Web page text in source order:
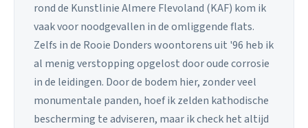
rond de Kunstlinie Almere Flevoland (KAF) kom ik
vaak voor noodgevallen in de omliggende flats.
Zelfs in de Rooie Donders woontorens uit '96 heb ik
al menig verstopping opgelost door oude corrosie
in de leidingen. Door de bodem hier, zonder veel
monumentale panden, hoef ik zelden kathodische
bescherming te adviseren, maar ik check het altijd